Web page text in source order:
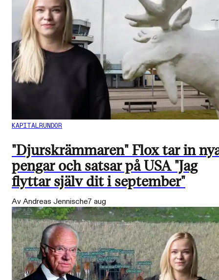
KAPITALRUNDOR
"Djurskrämmaren" Flox tar in
pengar och satsar på USA "Jag
flyttar själv dit i september"
Av Andreas Jennische7 aug